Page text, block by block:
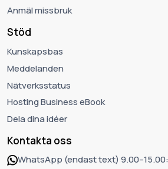
Anmäl missbruk
Stöd
Kunskapsbas
Meddelanden
Nätverksstatus
Hosting Business eBook
Dela dina idéer
Kontakta oss
WhatsApp (endast text) 9.00–15.00: